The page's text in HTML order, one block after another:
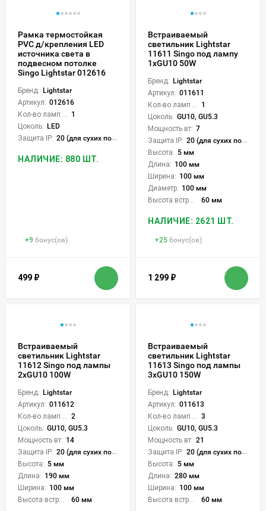
Рамка термостойкая
PVC д/крепления LED
источника света в
подвесном потолке
Singo Lightstar 012616
Бренд: Lightstar
Артикул: 012616
1
Цоколь: LED
Защита IP: 20 (для сухих пом.)
НАЛИЧИЕ: 880 ШТ.
+9 бонус(ов)
499 ₽
Встраиваемый
светильник Lightstar
11611 Singo под лампу
1xGU10 50W
Бренд: Lightstar
Артикул: 011611
1
Цоколь: GU10, GU5.3
Мощность вт: 7
Защита IP: 20 (для сухих пом.)
Высота: 5 мм
Длина: 100 мм
Ширина: 100 мм
Диаметр: 100 мм
60 мм
НАЛИЧИЕ: 2621 ШТ.
+25 бонус(ов)
1 299 ₽
Встраиваемый
светильник Lightstar
11612 Singo под лампы
2xGU10 100W
Бренд: Lightstar
Артикул: 011612
2
Цоколь: GU10, GU5.3
Мощность вт: 14
Защита IP: 20 (для сухих пом.)
Высота: 5 мм
Длина: 190 мм
Ширина: 100 мм
60 мм
Встраиваемый
светильник Lightstar
11613 Singo под лампы
3xGU10 150W
Бренд: Lightstar
Артикул: 011613
3
Цоколь: GU10, GU5.3
Мощность вт: 21
Защита IP: 20 (для сухих пом.)
Высота: 5 мм
Длина: 280 мм
Ширина: 100 мм
60 мм